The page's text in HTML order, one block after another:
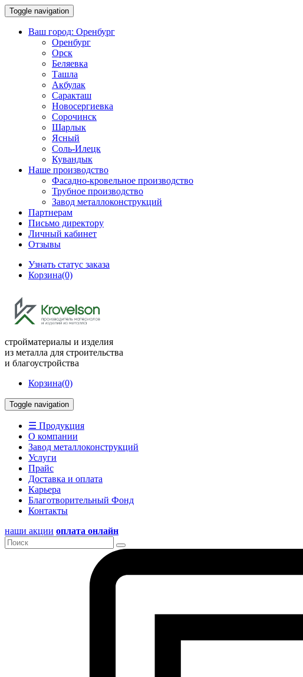
Toggle navigation
Ваш город: Оренбург
Оренбург
Орск
Беляевка
Ташла
Акбулак
Саракташ
Новосергиевка
Сорочинск
Шарлык
Ясный
Соль-Илецк
Кувандык
Наше производство
Фасадно-кровельное производство
Трубное производство
Завод металлоконструкций
Партнерам
Письмо директору
Личный кабинет
Отзывы
Узнать статус заказа
Корзина(0)
стройматериалы и изделия
из металла для строительства
и благоустройства
Корзина(0)
Toggle navigation
☰ Продукция
О компании
Завод металлоконструкций
Услуги
Прайс
Доставка и оплата
Карьера
Благотворительный Фонд
Контакты
наши акции оплата онлайн